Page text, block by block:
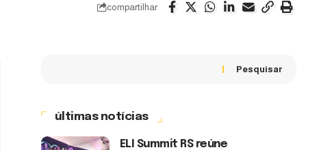
compartilhar
Pesquisar
últimas notícias
ELI Summit RS reúne